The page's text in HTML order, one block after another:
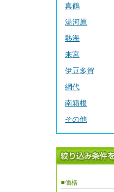
真鶴
湯河原
熱海
来宮
伊豆多賀
網代
南箱根
その他
■価格